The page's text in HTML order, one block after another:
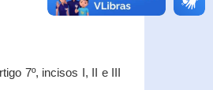
7º, incisos I, II e III